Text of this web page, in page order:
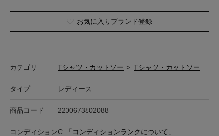
お気に入りブランド登録
カテゴリ Tシャツ・カットソー > Tシャツ・カットソー
タイプ レディース
商品コード 2200673802088
コンディションC 「 コンディションランクについて 」